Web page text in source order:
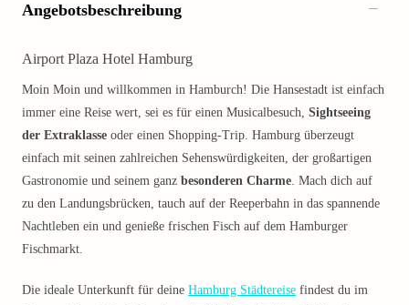
Angebotsbeschreibung
Airport Plaza Hotel Hamburg
Moin Moin und willkommen in Hamburch! Die Hansestadt ist einfach
immer eine Reise wert, sei es für einen Musicalbesuch, Sightseeing
der Extraklasse oder einen Shopping-Trip. Hamburg überzeugt
einfach mit seinen zahlreichen Sehenswürdigkeiten, der großartigen
Gastronomie und seinem ganz besonderen Charme. Mach dich auf
zu den Landungsbrücken, tauch auf der Reeperbahn in das spannende
Nachtleben ein und genieße frischen Fisch auf dem Hamburger
Fischmarkt.
Die ideale Unterkunft für deine Hamburg Städtereise findest du im